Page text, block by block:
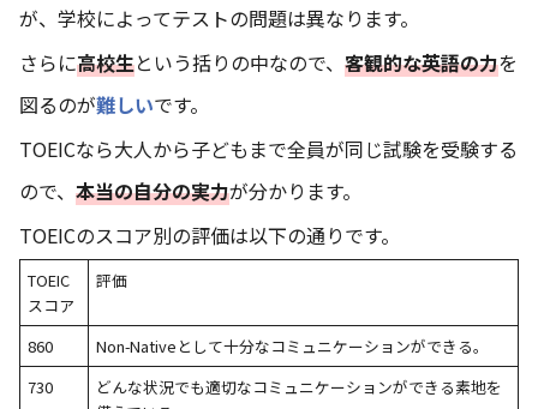
が、学校によってテストの問題は異なります。
さらに高校生という括りの中なので、 客観的な英語の力を
図るのが難しいです。
TOEICなら大人から子どもまで全員が同じ試験を受験する
ので、 本当の自分の実力が分かります。
TOEICのスコア別の評価は以下の通りです。
TOEIC
スコア
評価
860
Non-Nativeとして十分なコミュニケーションができる。
730
どんな状況でも適切なコミュニケーションができる素地を